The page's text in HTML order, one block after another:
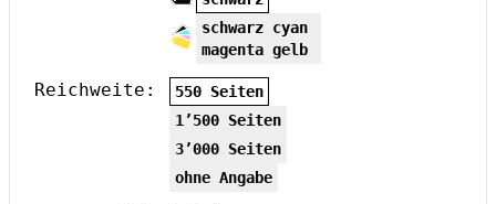
schwarz cyan
magenta gelb
Reichweite:
550 Seiten
1’500 Seiten
3’000 Seiten
ohne Angabe